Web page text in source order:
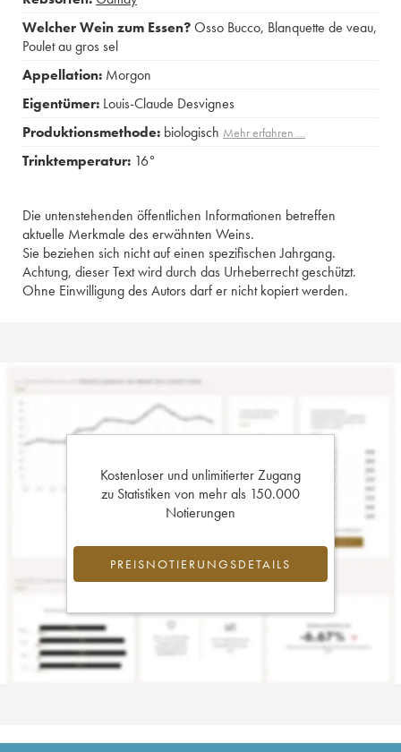
Welcher Wein zum Essen?Osso Bucco, Blanquette de veau,
Poulet au gros sel
Appellation: Morgon
Eigentümer: Louis-Claude Desvignes
Produktionsmethode: biologisch Mehr erfahren …
Trinktemperatur: 16°
Die untenstehenden öffentlichen Informationen betreffen
aktuelle Merkmale des erwähnten Weins.
Sie beziehen sich nicht auf einen spezifischen Jahrgang.
Achtung, dieser Text wird durch das Urheberrecht geschützt.
Ohne Einwilligung des Autors darf er nicht kopiert werden.
Kostenloser und unlimitierter Zugang
zu Statistiken von mehr als 150.000
Notierungen
PREISNOTIERUNGSDETAILS